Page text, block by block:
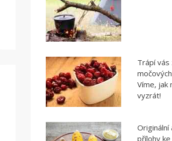
Trápí vás
Víme, jak
vyzrát!
Originální
přílohy ke